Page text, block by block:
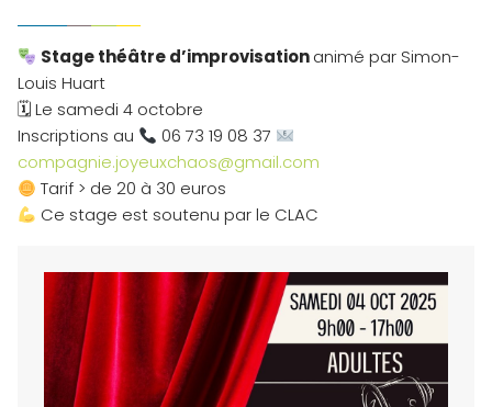
Stage théâtre d’improvisationanimé par Simon-
Louis Huart
🗓 Le samedi 4 octobre
Inscriptions au
06 73 19 08 37
compagnie.joyeuxchaos@gmail.com
Tarif > de 20 à 30 euros
Ce stage est soutenu par le CLAC